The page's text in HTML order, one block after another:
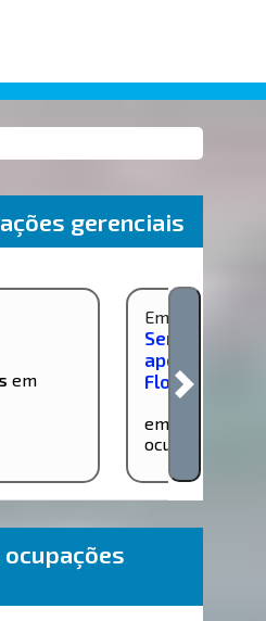
gerenciais
em
Empresas
Serviços
apoio
Florianópolis/
empregam
ocupações